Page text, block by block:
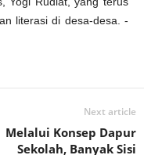
literasi di desa-desa. -
Next article
Melalui Konsep Dapur
Sekolah, Banyak Sisi